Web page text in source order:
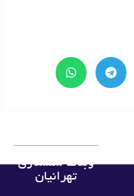
وبلاگ سمساری
تهرانیان